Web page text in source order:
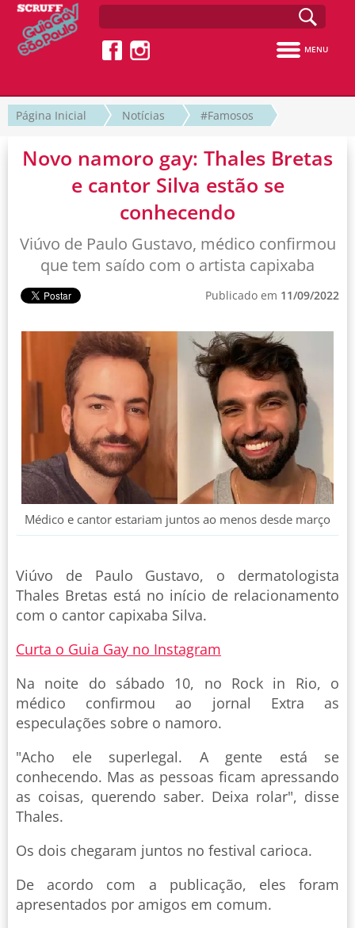
MENU
Página Inicial Notícias #Famosos
Novo namoro gay: Thales Bretas
e cantor Silva estão se
conhecendo
Viúvo de Paulo Gustavo, médico confirmou
que tem saído com o artista capixaba
Publicado em 11/09/2022
Médico e cantor estariam juntos ao menos desde março
Viúvo de Paulo Gustavo, o dermatologista
Thales Bretas está no início de relacionamento
com o cantor capixaba Silva.
Curta o Guia Gay no Instagram
Na noite do sábado 10, no Rock in Rio, o
médico confirmou ao jornal Extra as
especulações sobre o namoro.
"Acho ele superlegal. A gente está se
conhecendo. Mas as pessoas ficam apressando
as coisas, querendo saber. Deixa rolar", disse
Thales.
Os dois chegaram juntos no festival carioca.
De acordo com a publicação, eles foram
apresentados por amigos em comum.